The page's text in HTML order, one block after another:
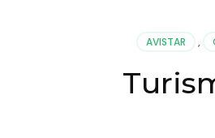
AVISTAR ,